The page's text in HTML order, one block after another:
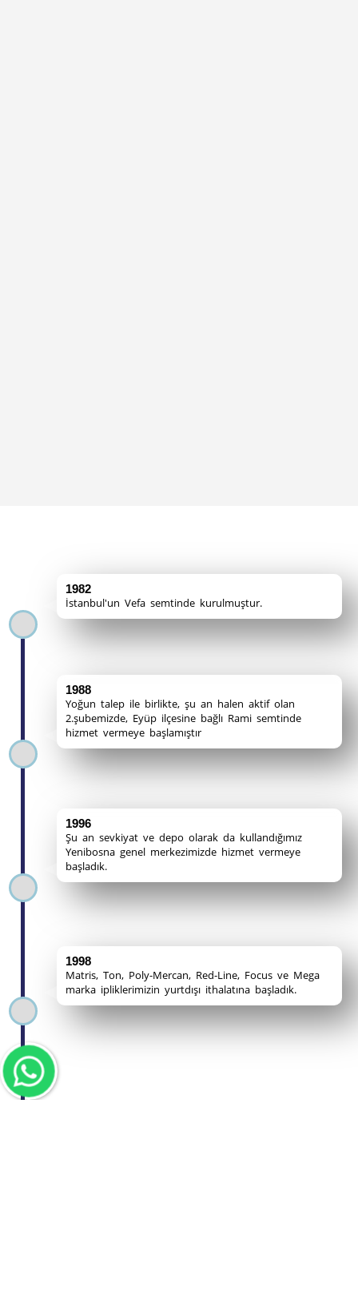
1982
İstanbul'un Vefa semtinde kurulmuştur.
1988
Yoğun talep ile birlikte, şu an halen aktif olan
2.şubemizde, Eyüp ilçesine bağlı Rami semtinde
hizmet vermeye başlamıştır
1996
Şu an sevkiyat ve depo olarak da kullandığımız
Yenibosna genel merkezimizde hizmet vermeye
başladık.
1998
Matris, Ton, Poly-Mercan, Red-Line, Focus ve Mega
marka ipliklerimizin yurtdışı ithalatına başladık.